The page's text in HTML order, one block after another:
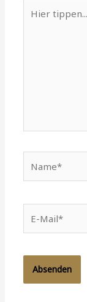
tippen...
Mail*